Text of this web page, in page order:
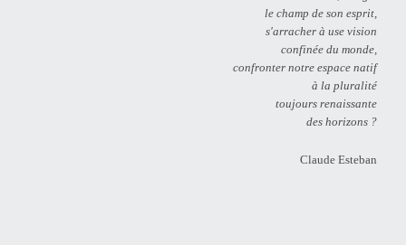
le champ de son esprit,
s'arracher à use vision
confinée du monde,
confronter notre espace natif
à la pluralité
toujours renaissante
des horizons ?
Claude Esteban